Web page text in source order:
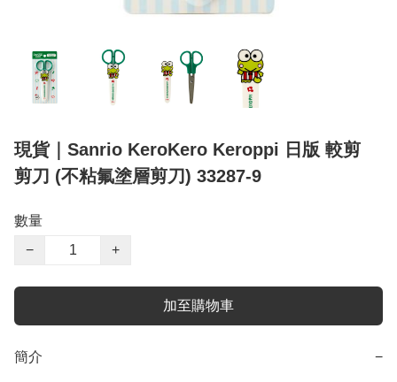
現貨｜Sanrio KeroKero Keroppi 日版 較剪
剪刀 (不粘氟塗層剪刀) 33287-9
數量
−
+
加至購物車
簡介 −